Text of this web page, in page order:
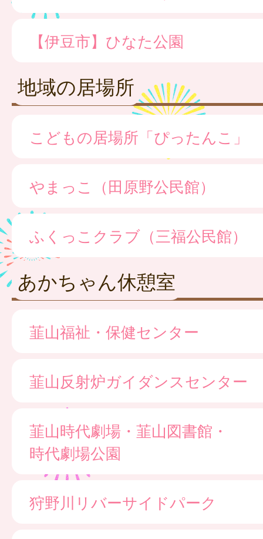
【伊豆市】ひなた公園
地域の居場所
こどもの居場所「ぴったんこ」
やまっこ（田原野公民館）
ふくっこクラブ（三福公民館）
あかちゃん休憩室
韮山福祉・保健センター
韮山反射炉ガイダンスセンター
韮山時代劇場・韮山図書館・
時代劇場公園
狩野川リバーサイドパーク